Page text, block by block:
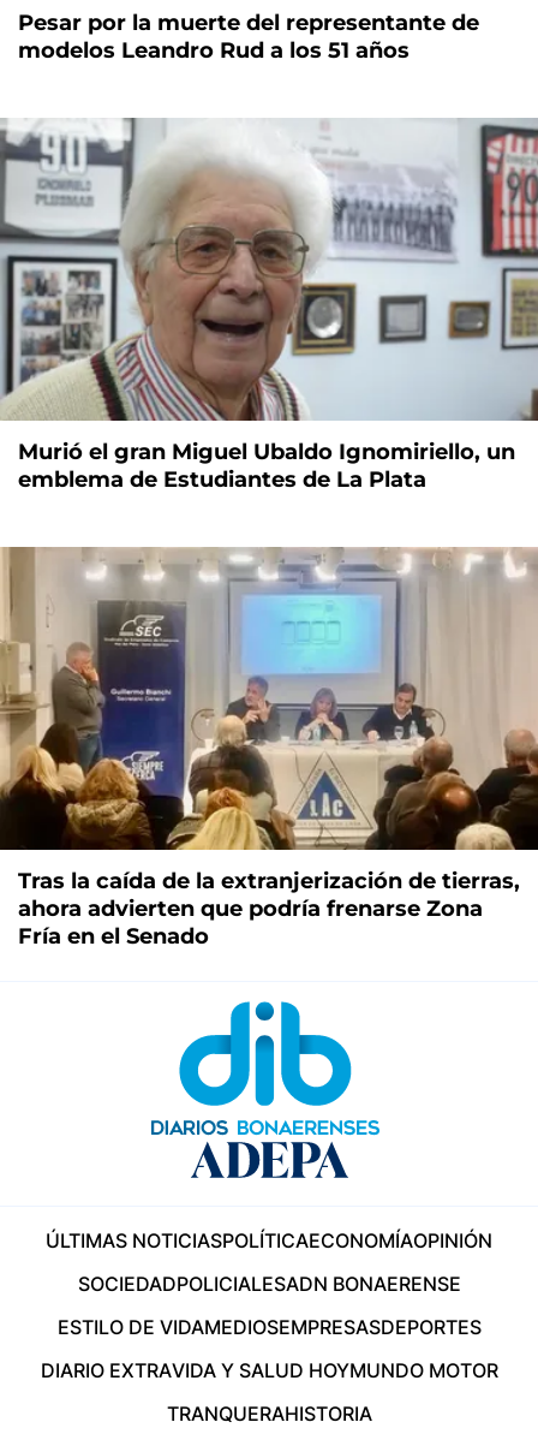
Pesar por la muerte del representante de
modelos Leandro Rud a los 51 años
Murió el gran Miguel Ubaldo Ignomiriello, un
emblema de Estudiantes de La Plata
Tras la caída de la extranjerización de tierras,
ahora advierten que podría frenarse Zona
Fría en el Senado
ÚLTIMAS NOTICIASPOLÍTICAECONOMÍAOPINIÓN
SOCIEDADPOLICIALESADN BONAERENSE
ESTILO DE VIDAMEDIOSEMPRESASDEPORTES
DIARIO EXTRAVIDA Y SALUD HOYMUNDO MOTOR
TRANQUERAHISTORIA